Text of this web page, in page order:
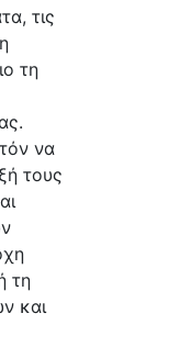
τις
τη
να
τους
τη
και